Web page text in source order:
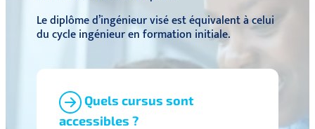
Le diplôme d’ingénieur visé est équivalent à celui
du cycle ingénieur en formation initiale.
Quels cursus sont
accessibles ?